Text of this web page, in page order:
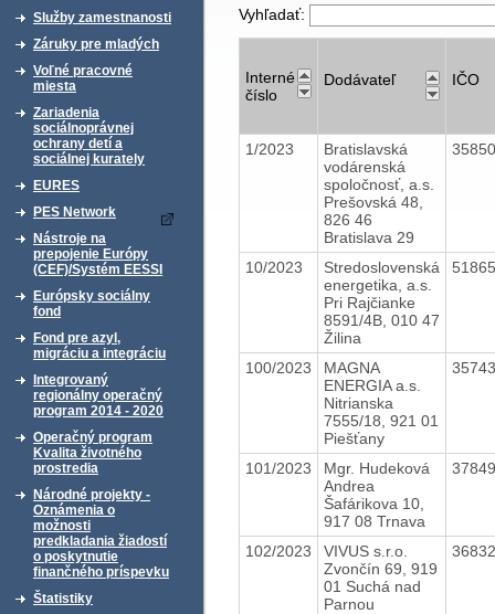
Služby zamestnanosti
Záruky pre mladých
Voľné pracovné
miesta
Zariadenia
sociálnoprávnej
ochrany detí a
sociálnej kurately
EURES
PES Network
Nástroje na
prepojenie Európy
(CEF)/Systém EESSI
Európsky sociálny
fond
Fond pre azyl,
migráciu a integráciu
Integrovaný
regionálny operačný
program 2014 - 2020
Operačný program
Kvalita životného
prostredia
Národné projekty -
Oznámenia o
možnosti
predkladania žiadostí
o poskytnutie
finančného príspevku
Štatistiky
Vyhľadať:
Interné
číslo
Dodávateľ IČO
1/2023
Bratislavská
vodárenská
spoločnosť, a.s.
Prešovská 48,
826 46
Bratislava 29
10/2023
Stredoslovenská
energetika, a.s.
Pri Rajčianke
8591/4B, 010 47
Žilina
100/2023
MAGNA
ENERGIA a.s.
Nitrianska
7555/18, 921 01
Piešťany
101/2023
Mgr. Hudeková
Andrea
Šafárikova 10,
917 08 Trnava
102/2023
VIVUS s.r.o.
Zvončín 69, 919
01 Suchá nad
Parnou